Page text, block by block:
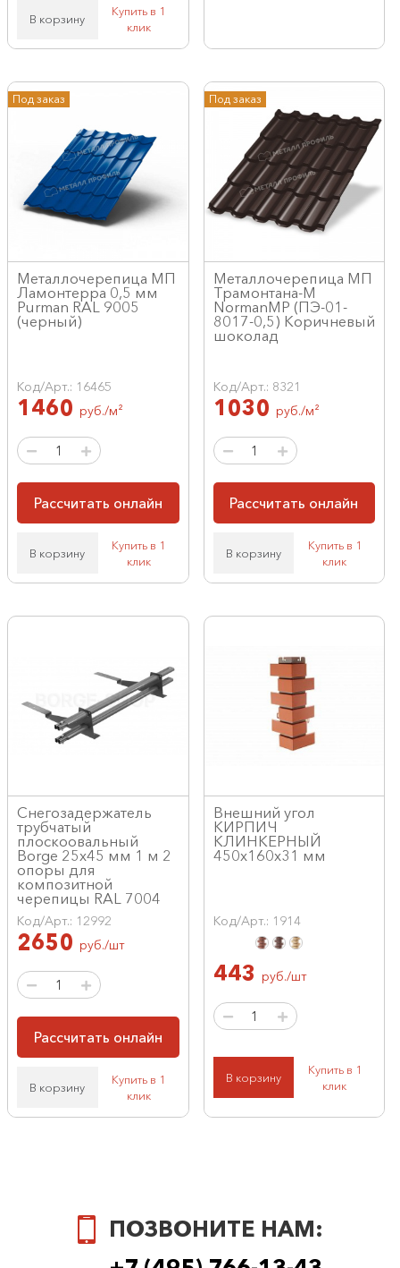
В корзину
Купить в 1
клик
Под заказ
Металлочерепица МП
Ламонтерра 0,5 мм
Purman RAL 9005
(черный)
Код/Арт.: 16465
1460 руб./м²
Рассчитать онлайн
В корзину
Купить в 1
клик
Под заказ
Металлочерепица МП
Трамонтана-M
NormanMP (ПЭ-01-
8017-0,5) Коричневый
шоколад
Код/Арт.: 8321
1030 руб./м²
Рассчитать онлайн
В корзину
Купить в 1
клик
Снегозадержатель
трубчатый
плоскоовальный
Borge 25х45 мм 1 м 2
опоры для
композитной
черепицы RAL 7004
Код/Арт.: 12992
2650 руб./шт
Рассчитать онлайн
В корзину
Купить в 1
клик
Внешний угол
КИРПИЧ
КЛИНКЕРНЫЙ
450х160х31 мм
Код/Арт.: 1914
443 руб./шт
В корзину
Купить в 1
клик
ПОЗВОНИТЕ НАМ: